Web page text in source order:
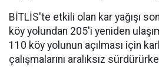
BİTLİS'te etkili olan kar yağışı
köy yolundan 205'i yeniden
110 köy yolunun açılması için
çalışmalarını aralıksız